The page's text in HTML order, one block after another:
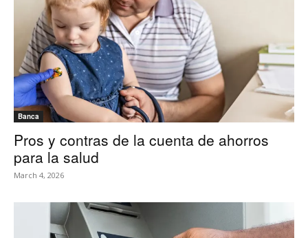
Banca
Pros y contras de la cuenta de ahorros
para la salud
March 4, 2026